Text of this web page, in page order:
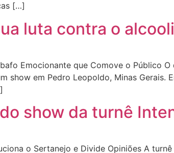
[…]
luta contra o
Emocionante que Comove o Público
show em Pedro Leopoldo, Minas Gerais.
show da turnê
o Sertanejo e Divide Opiniões A